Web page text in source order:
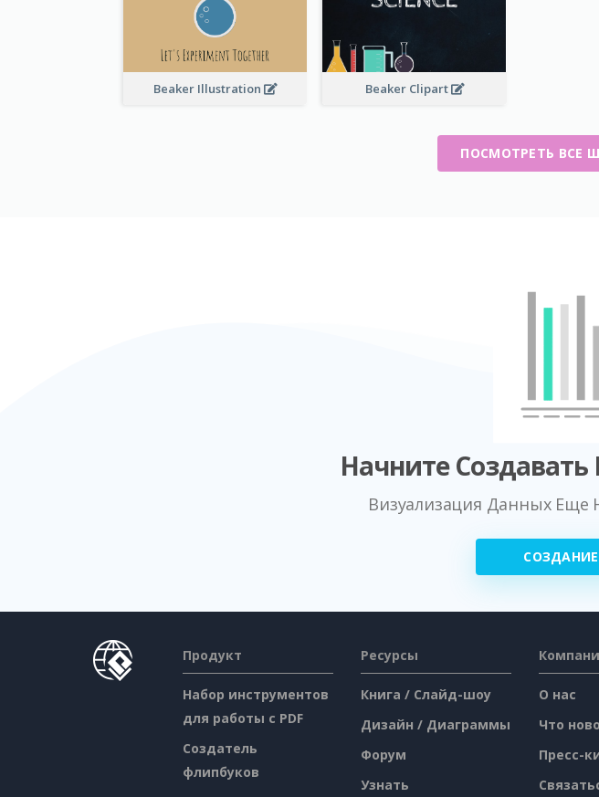
Beaker Illustration Beaker Clipart
ПОСМОТРЕТЬ ВСЕ
Начните
Визуализация Данных Еще
Продукт
Набор инструментов
для работы с PDF
Создатель
флипбуков
Ресурсы
Книга / Слайд-шоу
Дизайн / Диаграммы
Форум
Узнать
О нас
Что
Пресс-